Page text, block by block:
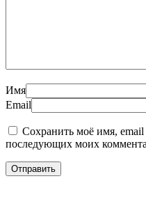
Имя
Email
Сохранить моё имя, email
последующих моих